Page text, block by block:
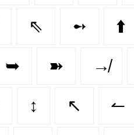
⇖ ➻ ⬆️
➥ ➽ ↛
↕️ ↖ ↼